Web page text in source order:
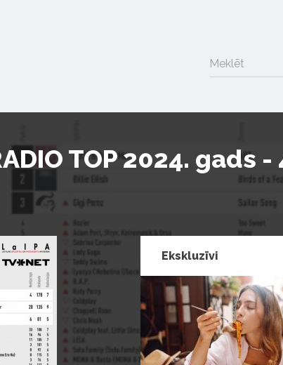
Meklēt
TOP 2024. gads -
Ekskluzīvi